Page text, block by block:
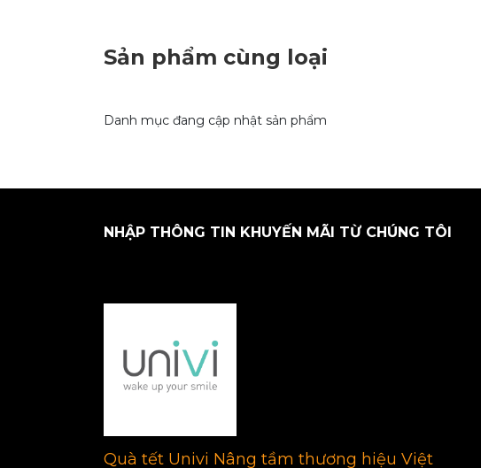
Sản phẩm cùng loại
Danh mục đang cập nhật sản phẩm
NHẬP THÔNG TIN KHUYẾN MÃI TỪ CHÚNG TÔI
Quà tết Univi Nâng tầm thương hiệu Việt